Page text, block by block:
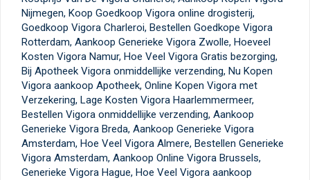
Nijmegen, Koop Goedkoop Vigora online drogisterij,
Goedkoop Vigora Charleroi, Bestellen Goedkope Vigora
Rotterdam, Aankoop Generieke Vigora Zwolle, Hoeveel
Kosten Vigora Namur, Hoe Veel Vigora Gratis bezorging,
Bij Apotheek Vigora onmiddellijke verzending, Nu Kopen
Vigora aankoop Apotheek, Online Kopen Vigora met
Verzekering, Lage Kosten Vigora Haarlemmermeer,
Bestellen Vigora onmiddellijke verzending, Aankoop
Generieke Vigora Breda, Aankoop Generieke Vigora
Amsterdam, Hoe Veel Vigora Almere, Bestellen Generieke
Vigora Amsterdam, Aankoop Online Vigora Brussels,
Generieke Vigora Hague, Hoe Veel Vigora aankoop